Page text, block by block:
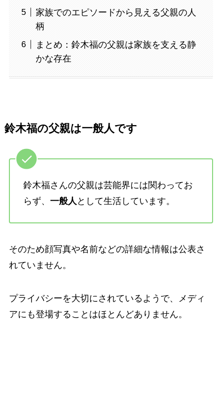
家族でのエピソードから見える父親の人
柄
まとめ：鈴木福の父親は家族を支える静
かな存在
鈴木福の父親は一般人です
鈴木福さんの父親は芸能界には関わってお
らず、 一般人 として生活しています。
そのため顔写真や名前などの詳細な情報は公表さ
れていません。
プライバシーを大切にされているようで、メディ
アにも登場することはほとんどありません。